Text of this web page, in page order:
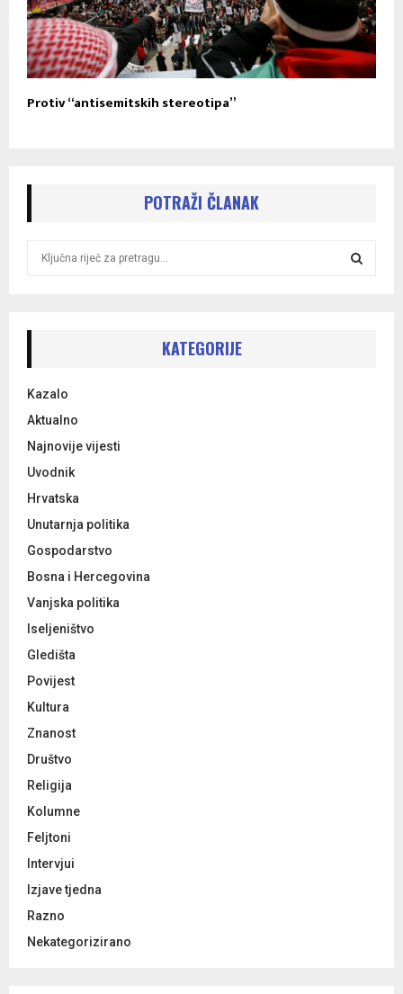
Protiv “antisemitskih stereotipa”
POTRAŽI ČLANAK
r
:
KATEGORIJE
Kazalo
Aktualno
Najnovije vijesti
Uvodnik
Hrvatska
Unutarnja politika
Gospodarstvo
Bosna i Hercegovina
Vanjska politika
Iseljeništvo
Gledišta
Povijest
Kultura
Znanost
Društvo
Religija
Kolumne
Feljtoni
Intervjui
Izjave tjedna
Razno
Nekategorizirano